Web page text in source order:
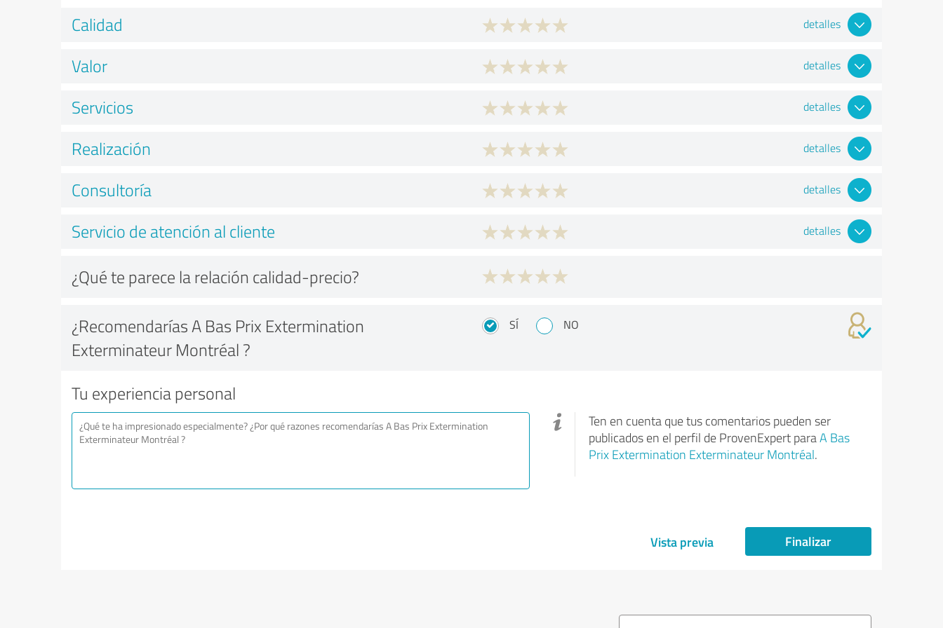
Calidad detalles
Valor detalles
Servicios detalles
Realización detalles
Consultoría detalles
Servicio de atención al cliente detalles
¿Qué te parece la relación calidad-precio?
¿Recomendarías A Bas Prix Extermination
Exterminateur Montréal ?
SÍ NO
Tu experiencia personal
Ten en cuenta que tus comentarios pueden ser
publicados en el perfil de ProvenExpert paraA Bas
Prix Extermination Exterminateur Montréal.
Vista previa Finalizar